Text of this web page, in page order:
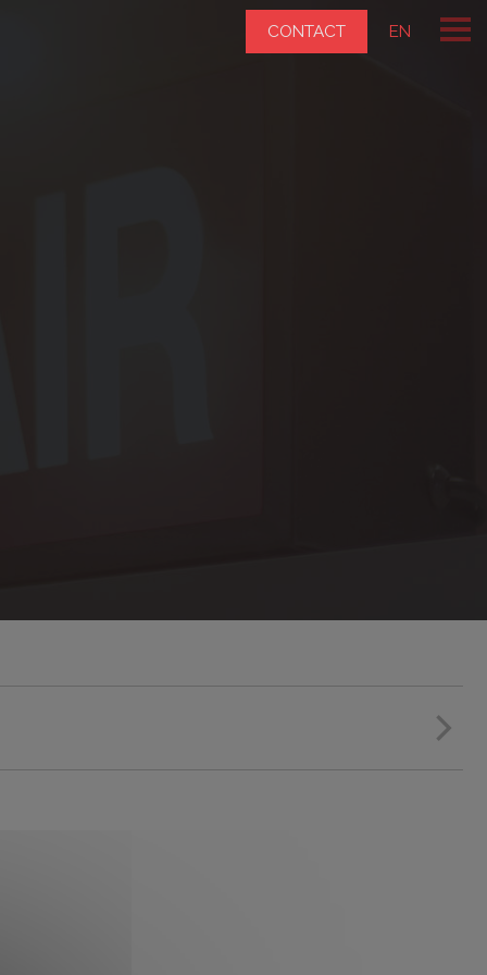
CONTACT EN